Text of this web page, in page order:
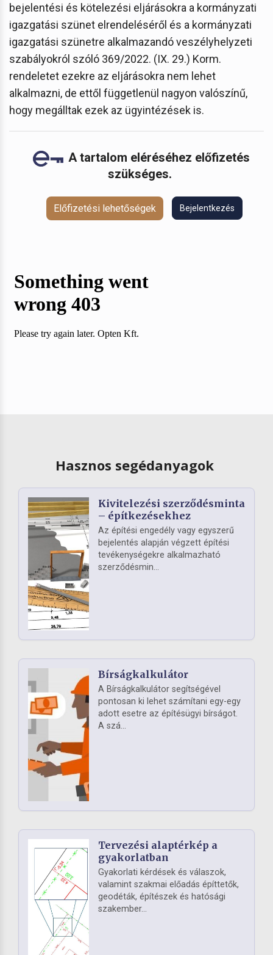
bejelentési és kötelezési eljárásokra a kormányzati
igazgatási szünet elrendeléséről és a kormányzati
igazgatási szünetre alkalmazandó veszélyhelyzeti
szabályokról szóló 369/2022. (IX. 29.) Korm.
rendeletet ezekre az eljárásokra nem lehet
alkalmazni, de ettől függetlenül nagyon valószínű,
hogy megálltak ezek az ügyintézések is.
A tartalom eléréséhez előfizetés
szükséges.
Előfizetési lehetőségek Bejelentkezés
Hasznos segédanyagok
Kivitelezési szerződésminta
– építkezésekhez
Az építési engedély vagy egyszerű
bejelentés alapján végzett építési
tevékenységekre alkalmazható
szerződésmin...
Bírságkalkulátor
A Bírságkalkulátor segítségével
pontosan ki lehet számítani egy-egy
adott esetre az építésügyi bírságot.
A szá...
Tervezési alaptérkép a
gyakorlatban
Gyakorlati kérdések és válaszok,
valamint szakmai előadás építtetők,
geodéták, építészek és hatósági
szakember...